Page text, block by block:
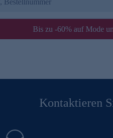
Bis zu -60% auf Mode
Kontaktieren